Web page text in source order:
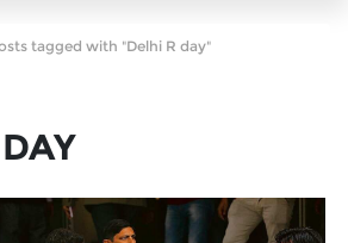
tagged with "Delhi R day"